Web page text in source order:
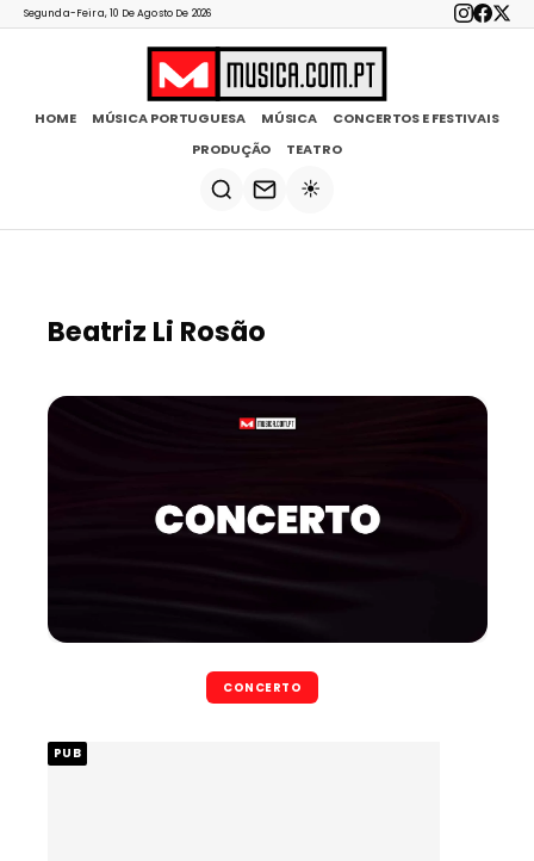
Segunda-Feira, 10 De Agosto De 2026
HOME MÚSICA PORTUGUESA MÚSICA
CONCERTOS E FESTIVAIS
PRODUÇÃO
TEATRO
☀️
Beatriz Li Rosão
CONCERTO
PUB